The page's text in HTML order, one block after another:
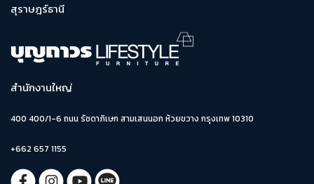
สุราษฎร์ธานี
สำนักงานใหญ่
400 400/1-6 ถนน รัชดาภิเษก สามเสนนอก ห้วยขวาง กรุงเทพ 10310
+662 657 1155